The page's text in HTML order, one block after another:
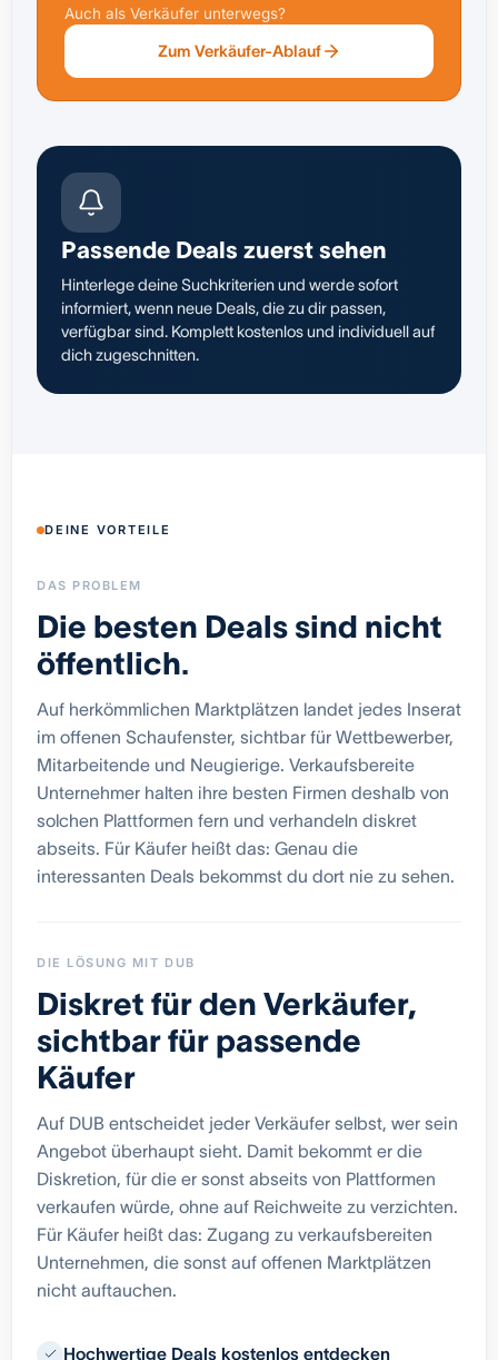
Auch als Verkäufer unterwegs?
Zum Verkäufer-Ablauf
Passende Deals zuerst sehen
Hinterlege deine Suchkriterien und werde sofort
informiert, wenn neue Deals, die zu dir passen,
verfügbar sind. Komplett kostenlos und individuell auf
dich zugeschnitten.
DEINE VORTEILE
DAS PROBLEM
Die besten Deals sind nicht
öffentlich.
Auf herkömmlichen Marktplätzen landet jedes Inserat
im offenen Schaufenster, sichtbar für Wettbewerber,
Mitarbeitende und Neugierige. Verkaufsbereite
Unternehmer halten ihre besten Firmen deshalb von
solchen Plattformen fern und verhandeln diskret
abseits. Für Käufer heißt das: Genau die
interessanten Deals bekommst du dort nie zu sehen.
DIE LÖSUNG MIT DUB
Diskret für den Verkäufer,
sichtbar für passende
Käufer
Auf DUB entscheidet jeder Verkäufer selbst, wer sein
Angebot überhaupt sieht. Damit bekommt er die
Diskretion, für die er sonst abseits von Plattformen
verkaufen würde, ohne auf Reichweite zu verzichten.
Für Käufer heißt das: Zugang zu verkaufsbereiten
Unternehmen, die sonst auf offenen Marktplätzen
nicht auftauchen.
Hochwertige Deals kostenlos entdecken